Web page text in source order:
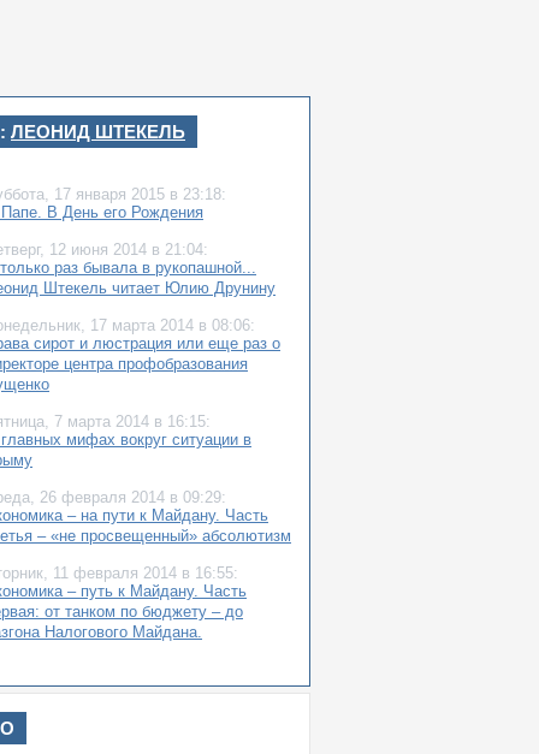
ЛЕОНИД ШТЕКЕЛЬ
17 января 2015 в 23:18:
В День его Рождения
12 июня 2014 в 21:04:
раз бывала в рукопашной...
Штекель читает Юлию Друнину
17 марта 2014 в 08:06:
сирот и люстрация или еще раз о
центра профобразования
7 марта 2014 в 16:15:
мифах вокруг ситуации в
26 февраля 2014 в 09:29:
– на пути к Майдану. Часть
– «не просвещенный» абсолютизм
11 февраля 2014 в 16:55:
– путь к Майдану. Часть
от танком по бюджету – до
Налогового Майдана.
Валентину Филиппову «Ху из